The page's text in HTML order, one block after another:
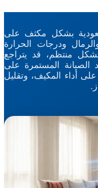
بشكل مكثف على
ودرجات الحرارة
منتظم، قد يتراجع
الصيانة المستمرة على
أداء المكيف، وتقليل